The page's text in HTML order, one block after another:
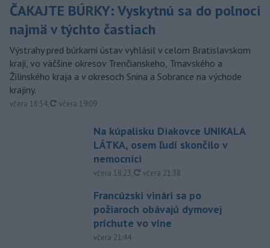
ČAKAJTE BÚRKY: Vyskytnú sa do polnoci
najmä v týchto častiach
Výstrahy pred búrkami ústav vyhlásil v celom Bratislavskom
kraji, vo väčšine okresov Trenčianskeho, Trnavského a
Žilinského kraja a v okresoch Snina a Sobrance na východe
krajiny.
včera 18:54, aktualizované
včera 19:09
Na kúpalisku Diakovce UNIKALA
LÁTKA, osem ľudí skončilo v
nemocnici
včera 18:23, aktualizované
včera 21:38
Francúzski vinári sa po
požiaroch obávajú dymovej
príchute vo víne
včera 21:44